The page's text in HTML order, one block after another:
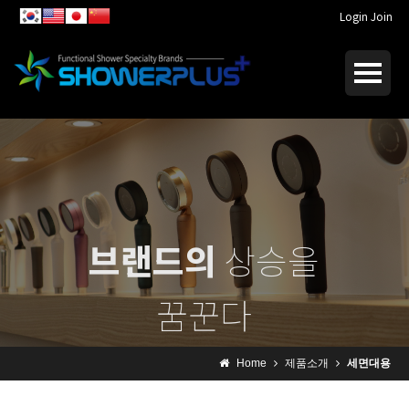
Login Join
브랜드의 상승을
꿈꾼다
I dream ofrising brand
Home 제품소개 세면대용